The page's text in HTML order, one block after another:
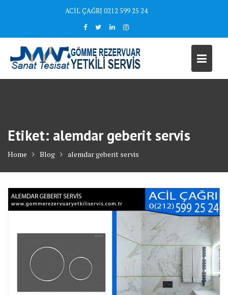
ACİL ÇAĞRI 0212 599 25 24
Etiket: alemdar geberit servis
Home Blog alemdar geberit servis